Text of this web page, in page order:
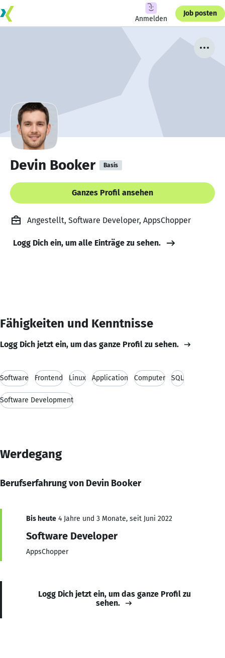
Anmelden
Job posten
Devin Booker Basis
Ganzes Profil ansehen
Angestellt, Software Developer, AppsChopper
Logg Dich ein, um alle Einträge zu sehen.
Fähigkeiten und Kenntnisse
Logg Dich jetzt ein, um das ganze Profil zu sehen.
Software Frontend Linux Application Computer SQL
Software Development
Werdegang
Berufserfahrung von Devin Booker
Bis heute 4 Jahre und 3 Monate, seit Juni 2022
Software Developer
AppsChopper
Logg Dich jetzt ein, um das ganze Profil zu
sehen.